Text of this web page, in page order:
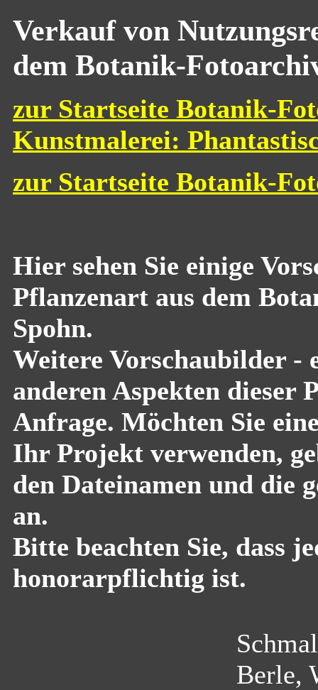
Verkauf von
dem Botanik-
zur Startseite Botanik-
Kunstmalerei:
zur Startseite Botanik-
Hier sehen Sie einige
Pflanzenart aus dem
Spohn.
Weitere Vorschaubilder -
anderen Aspekten dieser
Anfrage. Möchten Sie
Ihr Projekt verwenden,
den Dateinamen und die
an.
Bitte beachten Sie, dass
honorarpflichtig ist.
Berle,